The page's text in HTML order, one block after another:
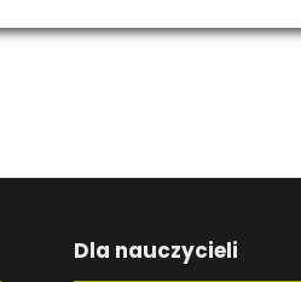
Dla nauczycieli